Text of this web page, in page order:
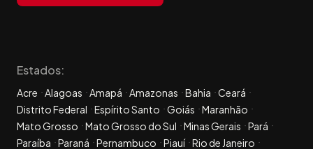
Estados:
Acre Alagoas Amapá Amazonas Bahia
Ceará
Distrito Federal
Espírito Santo Goiás
Maranhão
Mato Grosso
Mato Grosso do Sul Minas Gerais
Pará
Paraíba
Paraná Pernambuco Piauí Rio de Janeiro